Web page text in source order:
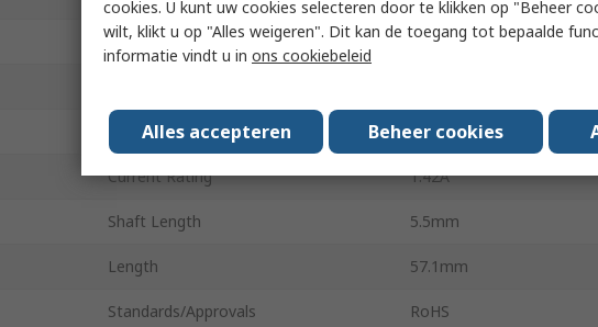
Mount Type Screw
Material Steel
Current Rating 1.42A
Shaft Length 5.5mm
Length 57.1mm
Standards/Approvals RoHS
cookies. U kunt uw cookies selecteren door te klikken op "Beheer
wilt, klikt u op "Alles weigeren". Dit kan de toegang tot bepaalde
informatie vindt u in ons cookiebeleid
Alles accepteren Beheer cookies